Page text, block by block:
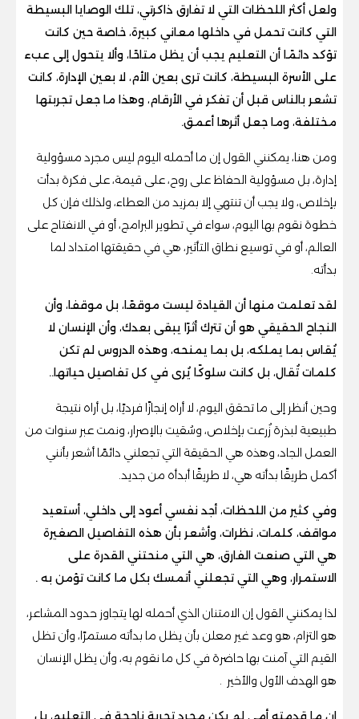
ولعل أكثر اللحظات التي لا تفارق ذاكرتي، تلك الوصايا البسيطة
التي كانت تحمل في داخلها معاني كبيرة، خاصة حين كانت
تؤكد دائمًا أن التعليم يجب أن يظل متاحًا، وألا يتحول إلى عبء
على الأسرة البسيطة، كانت ترى بعين الأم، لا بعين الإدارة، كانت
تشعر بالناس قبل أن تفكر في الأرقام، وهذا ما جعل تجربتها
مختلفة، وما جعل أثرها أعمق.
ومن هنا، يمكنني القول إن ما أحمله اليوم ليس مجرد مسؤولية
إدارة، بل مسؤولية الحفاظ على روح، على قيمة، على فكرة بدأت
بإخلاص، ولا يجب أن تنتهي إلا بمزيد من العطاء، ولذلك فإن كل
خطوة نقوم بها اليوم، سواء في تطوير البرامج، أو في الانفتاح على
العالم، أو في توسيع نطاق التأثير، هي في حقيقتها امتداد لما
بدأته.
لقد تعلمت منها أن القيادة ليست موقعًا، بل موقفا، وأن
النجاح الحقيقي هو أن تترك أثرًا يبقى بعدك، وأن الإنسان لا
يُقاس بما يملكه، بل بما يمنحه، وهذه الدروس لم تكن
كلمات تُقال، بل كانت سلوكًا يُرى في كل تفاصيل حياتها..
وحين أنظر إلى ما تحقق اليوم، لا أراه إنجازًا فرديًا، بل أراه نتيجة
طبيعية لبذرة زُرعت بإخلاص، وسُقيت بالإصرار، ونمت عبر سنوات من
العمل الجاد، وهذه هي الحقيقة التي تجعلني دائمًا أشعر بأنني
أكمل طريقًا بدأته هي، لا طريقًا أبدأه من جديد.
وفي كثير من اللحظات، أجد نفسي أعود إلى داخلي، أستعيد
مواقف، كلمات، نظرات، وأشعر بأن هذه التفاصيل الصغيرة
هي التي صنعت الفارق، هي التي منحتني القدرة على
الاستمرار، وهي التي تجعلني أتمسك بكل ما كانت تؤمن به .
لذا يمكنني القول إن الامتنان الذي أحمله لها يتجاوز حدود المشاعر،
هو التزام، هو وعد غير معلن بأن يظل ما بدأته مستمرًا، وأن تظل
القيم التي آمنت بها حاضرة في كل ما نقوم به، وأن يظل الإنسان
هو الهدف الأول والأخير .
إن ما قدمته أمي لم يكن مجرد تجربة ناجحة في التعليم، بل